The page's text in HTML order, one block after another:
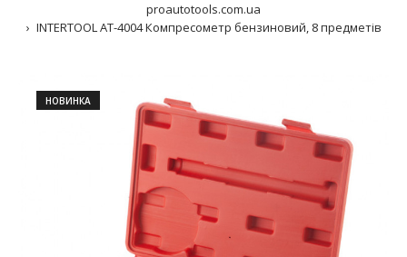
proautotools.com.ua
INTERTOOL AT-4004 Компресометр бензиновий, 8 предметів
НОВИНКА